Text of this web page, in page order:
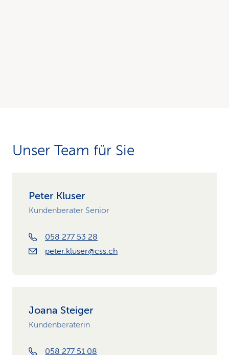
Unser Team für Sie
Peter Kluser
Kundenberater Senior
058 277 53 28
peter.kluser@css.ch
Joana Steiger
Kundenberaterin
058 277 51 08